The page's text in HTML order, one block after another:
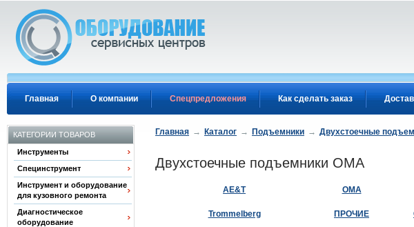
Главная О компании Спецпредложения Как сделать заказ
КАТЕГОРИИ ТОВАРОВ
Инструменты
Специнструмент
Инструмент и оборудование
для кузовного ремонта
Диагностическое
оборудование
Главная → Каталог → Подъемники → Двухстоечные
Двухстоечные подъемники OMA
AE&T OMA
Trommelberg ПРОЧИЕ